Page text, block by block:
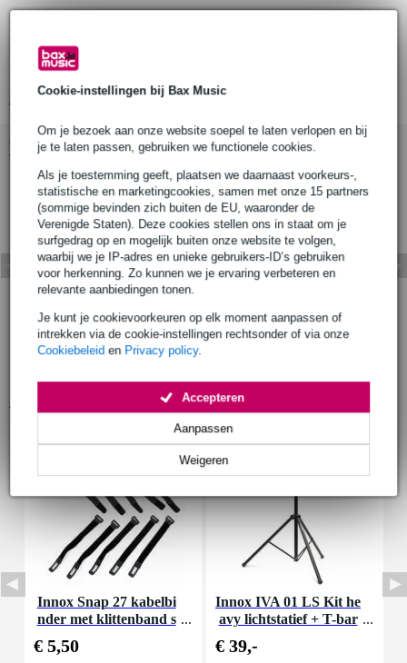
Cookie-instellingen bij Bax Music
Om je bezoek aan onze website soepel te laten verlopen en bij
je te laten passen, gebruiken we functionele cookies.
Als je toestemming geeft, plaatsen we daarnaast voorkeurs-,
statistische en marketingcookies, samen met onze 15 partners
(sommige bevinden zich buiten de EU, waaronder de
Verenigde Staten). Deze cookies stellen ons in staat om je
surfgedrag op en mogelijk buiten onze website te volgen,
waarbij we je IP-adres en unieke gebruikers-ID’s gebruiken
voor herkenning. Zo kunnen we je ervaring verbeteren en
relevante aanbiedingen tonen.
Je kunt je cookievoorkeuren op elk moment aanpassen of
intrekken via de cookie-instellingen rechtsonder of via onze
Cookiebeleid en Privacy policy.
Weigeren
Aanpassen
Accepteren
Buisdiameter: 1½" (38mm)
Klembreedte: 30mm
Bekijk alle productspecificaties
Bekijk ook eens (1)
Innox Snap 27 kabelbi
nder met klittenband s
€ 5,50
Innox IVA 01 LS Kit he
avy lichtstatief + T-bar
€ 39,-